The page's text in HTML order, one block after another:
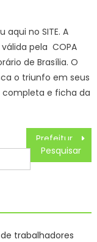
no SITE. A
pela COPA
de Brasília. O
o triunfo em seus
completa e ficha da
Prefeitura, Saeg e Codesg realizarão Mega Sipat 2024 – Prefeitura Estância Turística Guaratinguetá
trabalhadores